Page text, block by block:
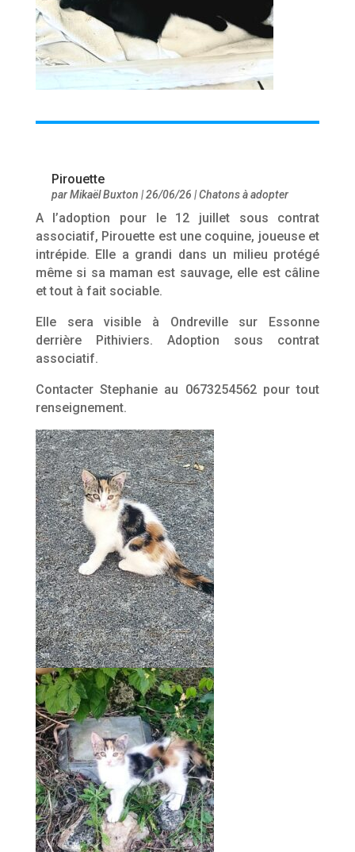
Pirouette
parMikaël Buxton |26/06/26 |Chatons à adopter
A l’adoption pour le 12 juillet sous contrat
associatif, Pirouette est une coquine, joueuse et
intrépide. Elle a grandi dans un milieu protégé
même si sa maman est sauvage, elle est câline
et tout à fait sociable.
Elle sera visible à Ondreville sur Essonne
derrière Pithiviers. Adoption sous contrat
associatif.
Contacter Stephanie au 0673254562 pour tout
renseignement.